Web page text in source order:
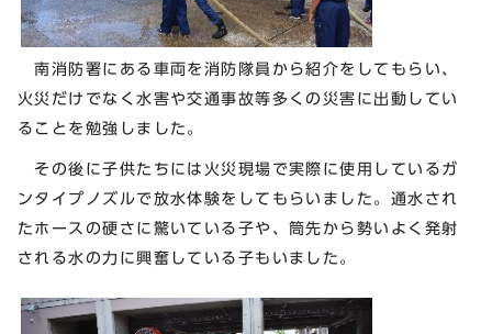
南消防署にある車両を消防隊員から紹介をしてもらい、
火災だけでなく水害や交通事故等多くの災害に出動してい
ることを勉強しました。
その後に子供たちには火災現場で実際に使用しているガ
ンタイプノズルで放水体験をしてもらいました。通水され
たホースの硬さに驚いている子や、筒先から勢いよく発射
される水の力に興奮している子もいました。